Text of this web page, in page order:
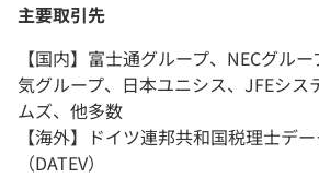
主要取引先
【国内】富士通グループ、NECグル
気グループ、日本ユニシス、JFEシス
ムズ、他多数
【海外】ドイツ連邦共和国税理士デ
（DATEV）